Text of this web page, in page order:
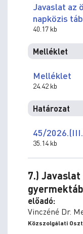
Javaslat az
napközis
40.17 kb
Melléklet
Melléklet
24.42 kb
Határozat
45/
35.14 kb
7.)
előadó:
Vinczéné Dr.
Közszolgálati